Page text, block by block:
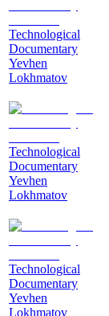
Technological
Documentary
Yevhen
Lokhmatov
Technological
Documentary
Yevhen
Lokhmatov
Technological
Documentary
Yevhen
Lokhmatov